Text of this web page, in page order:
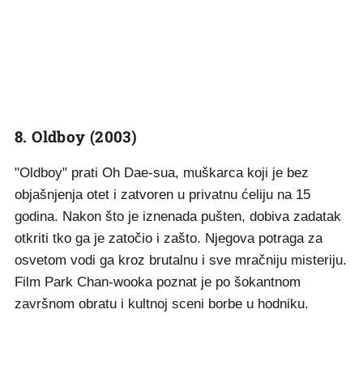
8. Oldboy (2003)
"Oldboy" prati Oh Dae-sua, muškarca koji je bez
objašnjenja otet i zatvoren u privatnu ćeliju na 15
godina. Nakon što je iznenada pušten, dobiva zadatak
otkriti tko ga je zatočio i zašto. Njegova potraga za
osvetom vodi ga kroz brutalnu i sve mračniju misteriju.
Film Park Chan-wooka poznat je po šokantnom
završnom obratu i kultnoj sceni borbe u hodniku.